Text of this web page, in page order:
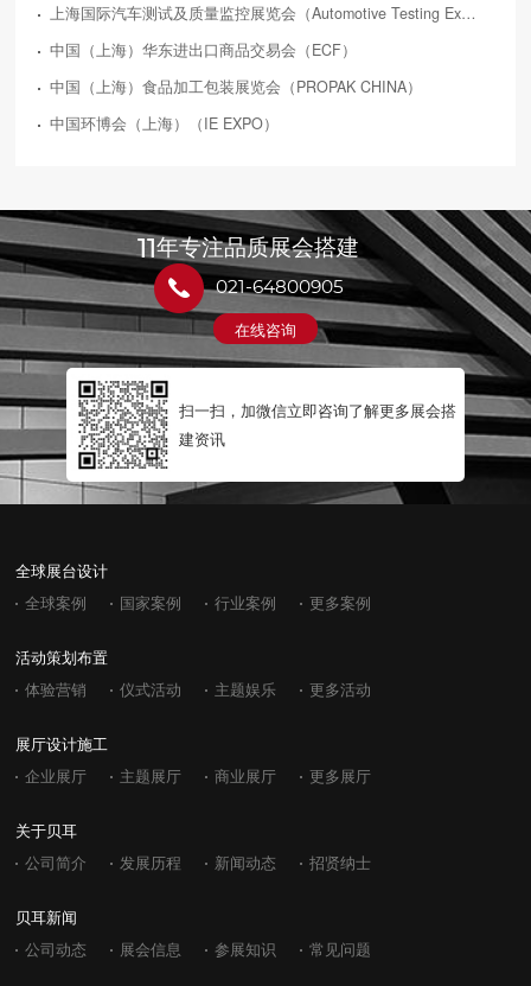
上海国际汽车测试及质量监控展览会（Automotive Testing Expo）
中国（上海）华东进出口商品交易会（ECF）
中国（上海）食品加工包装展览会（PROPAK CHINA）
中国环博会（上海）（IE EXPO）
11年专注品质展会搭建
021-64800905
在线咨询
扫一扫，加微信立即咨询了解更多展会搭
建资讯
全球展台设计
全球案例 国家案例 行业案例 更多案例
活动策划布置
体验营销 仪式活动 主题娱乐 更多活动
展厅设计施工
企业展厅 主题展厅 商业展厅 更多展厅
关于贝耳
公司简介 发展历程 新闻动态 招贤纳士
贝耳新闻
公司动态 展会信息 参展知识 常见问题